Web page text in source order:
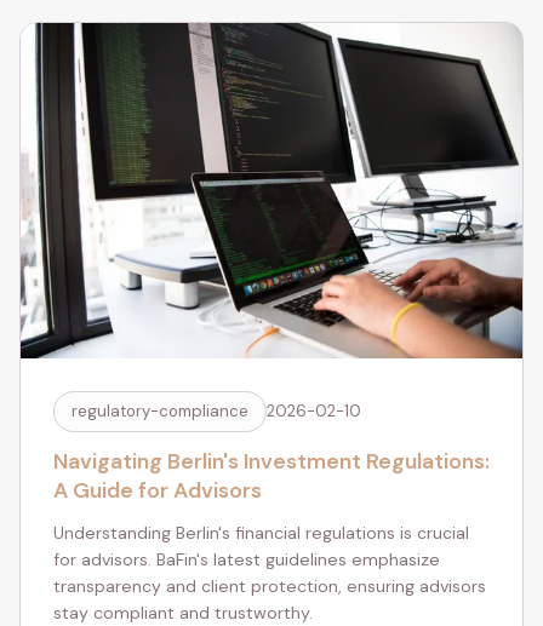
regulatory-compliance 2026-02-10
Navigating Berlin's Investment Regulations:
A Guide for Advisors
Understanding Berlin's financial regulations is crucial
for advisors. BaFin's latest guidelines emphasize
transparency and client protection, ensuring advisors
stay compliant and trustworthy.